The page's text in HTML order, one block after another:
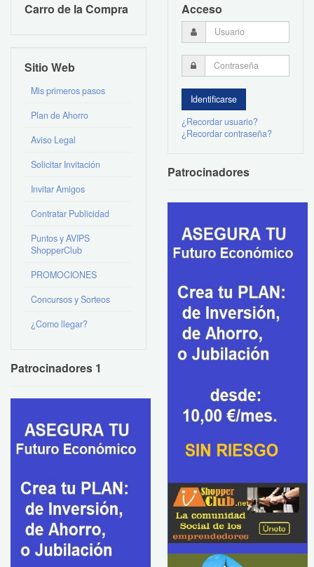
Carro de la Compra
Sitio Web
Mis primeros pasos
Plan de Ahorro
Aviso Legal
Solicitar Invitación
Invitar Amigos
Contratar Publicidad
Puntos y AVIPS
ShopperClub
PROMOCIONES
Concursos y Sorteos
¿Como llegar?
Patrocinadores 1
Acceso
¿Recordar usuario?
¿Recordar contraseña?
Patrocinadores